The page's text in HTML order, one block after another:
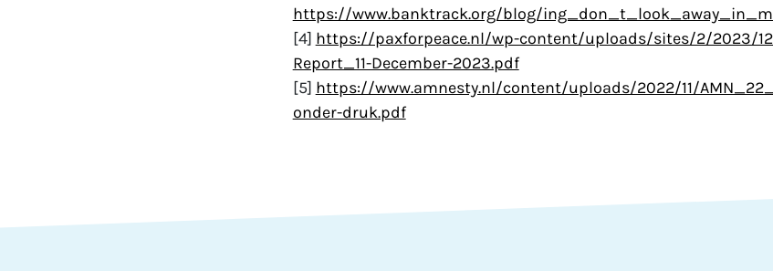
https://www.banktrack.org/blog/
[4] https://paxforpeace.nl/wp-content/uploads/sites/2/2023/
Report_11-December-2023.pdf
[5] https://www.amnesty.nl/content/uploads/2022/11/
onder-druk.pdf